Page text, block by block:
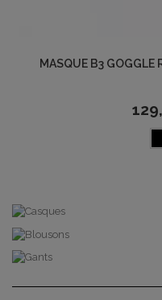
MASQUE B3 GOGGLE